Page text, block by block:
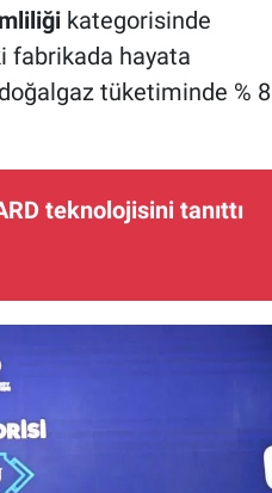
kategorisinde
fabrikada hayata
tüketiminde % 8
teknolojisini tanıttı